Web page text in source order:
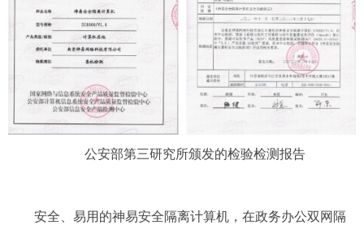
公安部第三研究所颁发的检验检测报告
安全、易用的神易安全隔离计算机，在政务办公双网隔